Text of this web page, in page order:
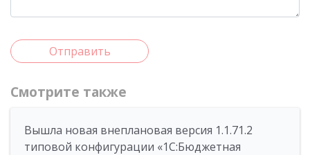
Отправить
Смотрите также
Вышла новая внеплановая версия 1.1.71.2
типовой конфигурации «1C:Бюджетная